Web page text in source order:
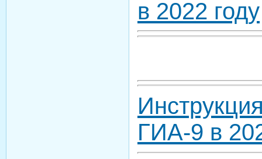
в 2022 году
ГИА-9 в